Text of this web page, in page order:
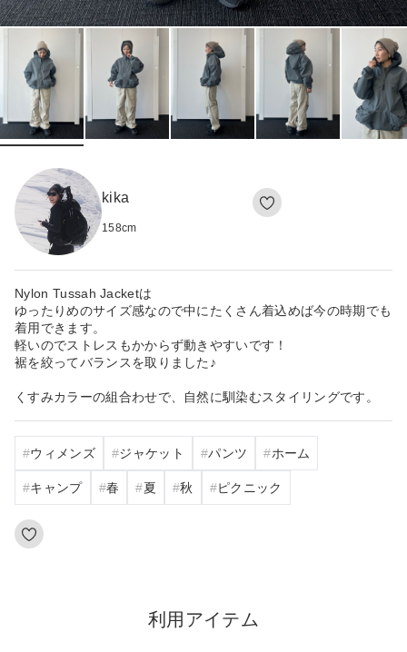
kika
158cm
Nylon Tussah Jacketは
ゆったりめのサイズ感なので中にたくさん着込めば今の時期でも
着用できます。
軽いのでストレスもかからず動きやすいです！
裾を絞ってバランスを取りました♪
くすみカラーの組合わせで、自然に馴染むスタイリングです。
ウィメンズ ジャケット パンツ ホーム
キャンプ 春 夏 秋 ピクニック
利用アイテム